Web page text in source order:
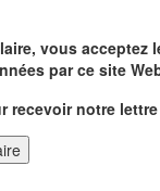
vous acceptez
par ce site
recevoir notre